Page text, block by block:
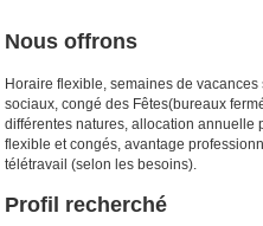
Nous offrons
Horaire flexible, semaines de
sociaux, congé des Fêtes(bureaux
différentes natures, allocation annuelle
flexible et congés, avantage
télétravail (selon les besoins).
Profil recherché